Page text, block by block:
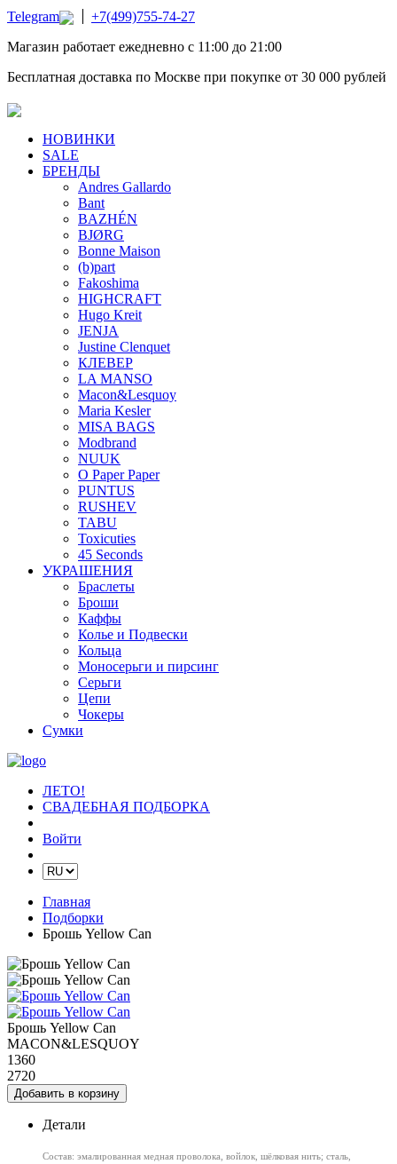
Telegram
+7(499)755-74-27
Магазин работает ежедневно с 11:00 до 21:00
Бесплатная доставка по Москве при покупке от 30 000 рублей
НОВИНКИ
SALE
БРЕНДЫ
Andres Gallardo
Bant
BAZHÉN
BJØRG
Bonne Maison
(b)part
Fakoshima
HIGHCRAFT
Hugo Kreit
JENJA
Justine Clenquet
КЛЕВЕР
LA MANSO
Macon&Lesquoy
Maria Kesler
MISA BAGS
Modbrand
NUUK
O Paper Paper
PUNTUS
RUSHEV
TABU
Toxicuties
45 Seconds
УКРАШЕНИЯ
Браслеты
Броши
Каффы
Колье и Подвески
Кольца
Моносерьги и пирсинг
Серьги
Цепи
Чокеры
Сумки
ЛЕТО!
СВАДЕБНАЯ ПОДБОРКА
Войти
Главная
Подборки
Брошь Yellow Can
Брошь Yellow Can
MACON&LESQUOY
1360
2720
Добавить в корзину
Детали
Состав: эмалированная медная проволока, войлок, шёлковая нить; сталь,